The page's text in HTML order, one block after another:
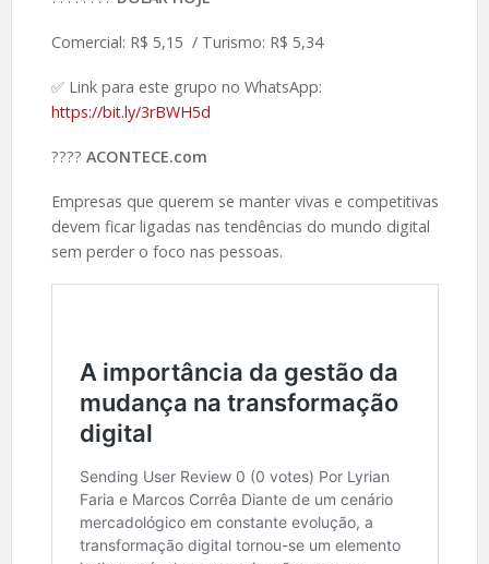
Comercial: R$ 5,15 / Turismo: R$ 5,34
✅ Link para este grupo no WhatsApp:
https://bit.ly/3rBWH5d
????️ ACONTECE.com
Empresas que querem se manter vivas e competitivas
devem ficar ligadas nas tendências do mundo digital
sem perder o foco nas pessoas.